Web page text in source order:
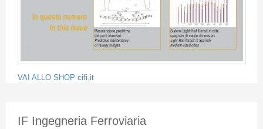
VAI ALLO SHOP cifi.it
IF Ingegneria Ferroviaria